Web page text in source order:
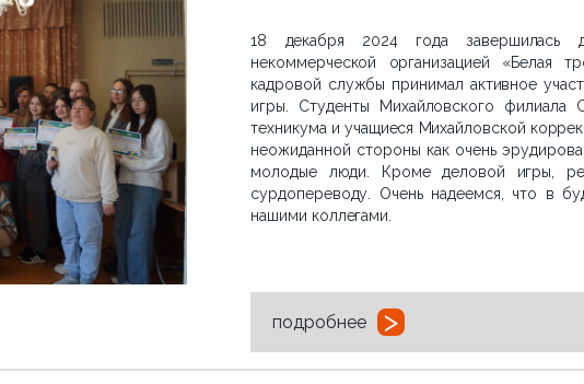
18 декабря 2024 года завершилась
некоммерческой организацией «Белая
кадровой службы принимал активное
игры. Студенты Михайловского филиала
техникума и учащиеся Михайловской
неожиданной стороны как очень
молодые люди. Кроме деловой игры,
сурдопереводу. Очень надеемся, что в
нашими коллегами.
подробнее >